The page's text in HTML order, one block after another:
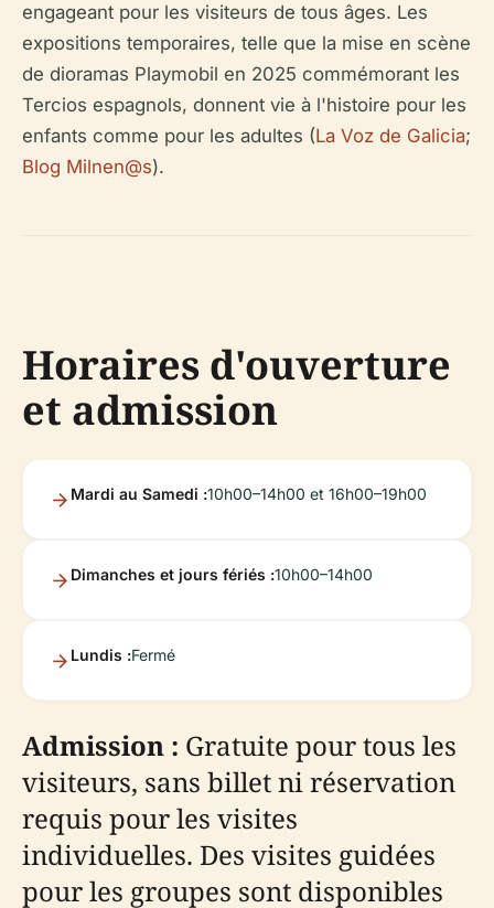
engageant pour les visiteurs de tous âges. Les
expositions temporaires, telle que la mise en scène
de dioramas Playmobil en 2025 commémorant les
Tercios espagnols, donnent vie à l'histoire pour les
enfants comme pour les adultes (La Voz de Galicia;
Blog Milnen@s).
Horaires d'ouverture
et admission
Mardi au Samedi :10h00–14h00 et 16h00–19h00
Dimanches et jours fériés :10h00–14h00
Lundis :Fermé
Admission : Gratuite pour tous les
visiteurs, sans billet ni réservation
requis pour les visites
individuelles. Des visites guidées
pour les groupes sont disponibles